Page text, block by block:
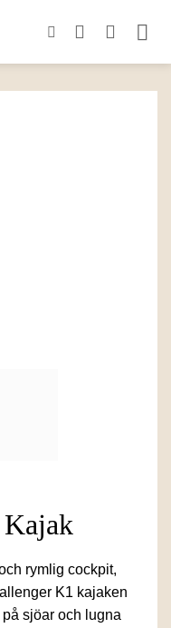
rymlig cockpit,
K1 kajaken
sjöar och lugna